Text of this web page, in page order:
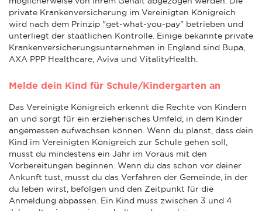
private Krankenversicherung im Vereinigten Königreich
wird nach dem Prinzip "get-what-you-pay" betrieben und
unterliegt der staatlichen Kontrolle. Einige bekannte private
Krankenversicherungsunternehmen in England sind Bupa,
AXA PPP Healthcare, Aviva und VitalityHealth.
Melde dein Kind für Schule/Kindergarten an
Das Vereinigte Königreich erkennt die Rechte von Kindern
an und sorgt für ein erzieherisches Umfeld, in dem Kinder
angemessen aufwachsen können. Wenn du planst, dass dein
Kind im Vereinigten Königreich zur Schule gehen soll,
musst du mindestens ein Jahr im Voraus mit den
Vorbereitungen beginnen. Wenn du das schon vor deiner
Ankunft tust, musst du das Verfahren der Gemeinde, in der
du leben wirst, befolgen und den Zeitpunkt für die
Anmeldung abpassen. Ein Kind muss zwischen 3 und 4